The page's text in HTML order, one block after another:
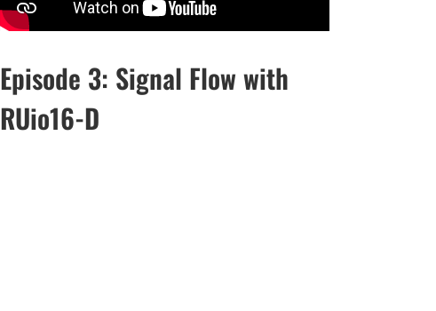
Episode 3: Signal Flow with
RUio16-D